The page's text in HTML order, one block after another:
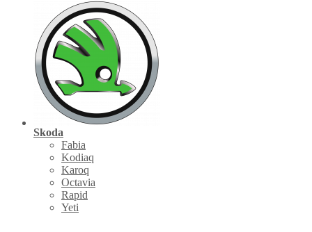
Skoda
Fabia
Kodiaq
Karoq
Octavia
Rapid
Yeti